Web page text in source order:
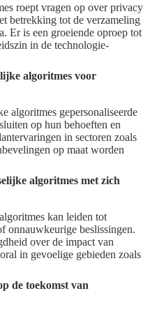
roept vragen op over privacy
betrekking tot de verzameling
Er is een groeiende oproep tot
in de technologie-
algoritmes voor
algoritmes gepersonaliseerde
op hun behoeften en
in sectoren zoals
op maat worden
algoritmes met zich
kan leiden tot
onnauwkeurige beslissingen.
over de impact van
in gevoelige gebieden zoals
de toekomst van